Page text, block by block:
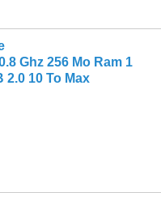
Ghz 256 Mo Ram 1
2.0 10 To Max